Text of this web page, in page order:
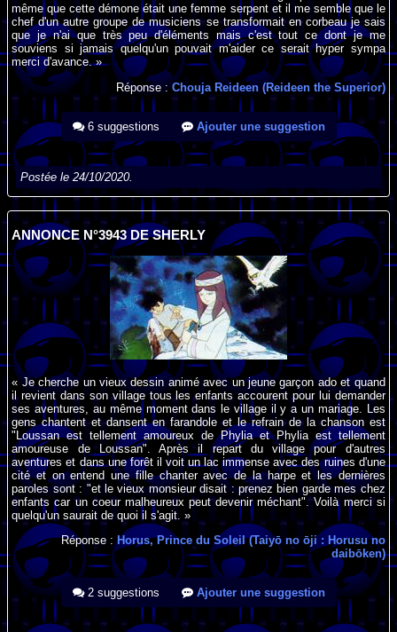
même que cette démone était une femme serpent et il me semble que le
chef d'un autre groupe de musiciens se transformait en corbeau je sais
que je n'ai que très peu d'éléments mais c'est tout ce dont je me
souviens si jamais quelqu'un pouvait m'aider ce serait hyper sympa
merci d'avance. »
Réponse :Chouja Reideen (Reideen the Superior)
6 suggestions Ajouter une suggestion
Postée le 24/10/2020.
ANNONCE N°3943 DE SHERLY
« Je cherche un vieux dessin animé avec un jeune garçon ado et quand
il revient dans son village tous les enfants accourent pour lui demander
ses aventures, au même moment dans le village il y a un mariage. Les
gens chantent et dansent en farandole et le refrain de la chanson est
"Loussan est tellement amoureux de Phylia et Phylia est tellement
amoureuse de Loussan". Après il repart du village pour d'autres
aventures et dans une forêt il voit un lac immense avec des ruines d'une
cité et on entend une fille chanter avec de la harpe et les dernières
paroles sont : "et le vieux monsieur disait : prenez bien garde mes chez
enfants car un coeur malheureux peut devenir méchant". Voilà merci si
quelqu'un saurait de quoi il s'agit. »
Réponse :Horus, Prince du Soleil (Taiyō no ōji : Horusu no
daibōken)
2 suggestions Ajouter une suggestion